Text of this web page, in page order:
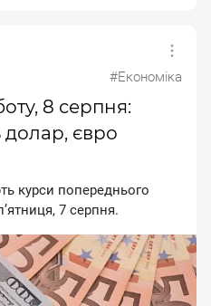
#Економіка
8 серпня:
долар, євро
курси попереднього
7 серпня.